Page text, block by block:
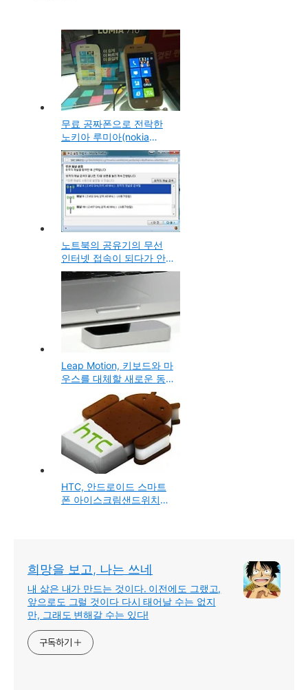
무료 공짜폰으로 전락한
노키아 루미아(nokia
lumia) 710 윈도우 망고폰,
잠시 사용해본 소감
노트북의 공유기의 무선
인터넷 접속이 되다가 안
되다가 하는 경우의 채널
설정 변경을 통한 해결방
Leap Motion, 키보드와 마
우스를 대체할 새로운 동
작인식 입력장치 립모션의
HTC, 안드로이드 스마트
폰 아이스크림샌드위치
희망을 보고, 나는 쓰네
내 삶은 내가 만드는 것이다. 이전에도 그랬고,
앞으로도 그럴 것이다 다시 태어날 수는 없지
만, 그래도 변해갈 수는 있다!
구독하기